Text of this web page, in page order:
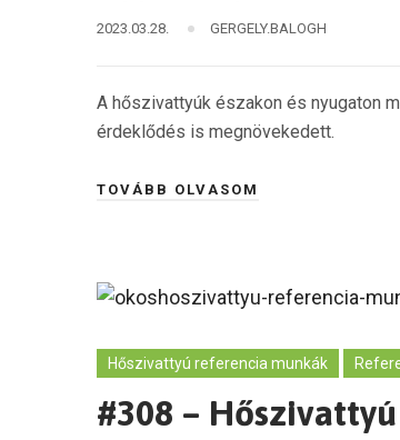
2023.03.28. GERGELY.BALOGH
A hőszivattyúk északon és nyugaton
érdeklődés is megnövekedett.
TOVÁBB OLVASOM
Hőszivattyú referencia munkák
#308 –